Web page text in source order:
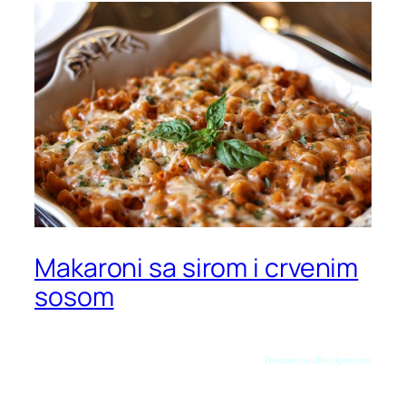
Makaroni sa sirom i crvenim
sosom
Preuzeto sa allrecipes.com